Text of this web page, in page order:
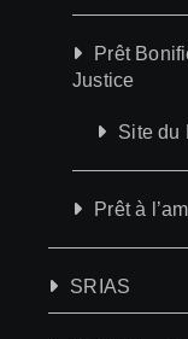
Prêt
Justice
Site du
Prêt à
SRIAS